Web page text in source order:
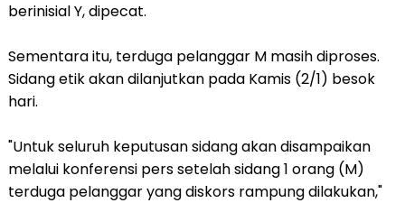
berinisial Y, dipecat.
Sementara itu, terduga pelanggar M masih diproses.
Sidang etik akan dilanjutkan pada Kamis (2/1) besok
hari.
"Untuk seluruh keputusan sidang akan disampaikan
melalui konferensi pers setelah sidang 1 orang (M)
terduga pelanggar yang diskors rampung dilakukan,"